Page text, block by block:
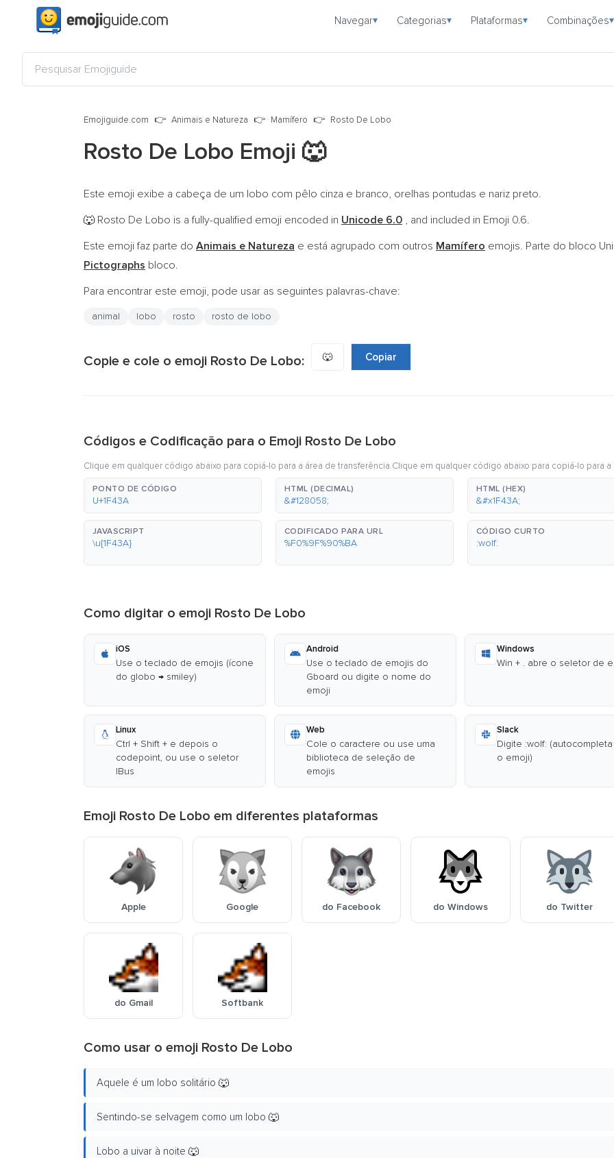
Navegar▾ Categorias▾ Plataformas▾ Combinações▾
Emojiguide.com Animais e Natureza Mamífero Rosto De Lobo
Rosto De Lobo Emoji 🐺
Este emoji exibe a cabeça de um lobo com pêlo cinza e branco, orelhas pontudas e nariz preto.
🐺 Rosto De Lobo is a fully-qualified emoji encoded in Unicode 6.0 , and included in Emoji 0.6.
Este emoji faz parte do Animais e Natureza e está agrupado com outros Mamífero emojis. Parte do bloco
Pictographs bloco.
Para encontrar este emoji, pode usar as seguintes palavras-chave:
animal lobo rosto rosto de lobo
Copie e cole o emoji Rosto De Lobo: 🐺 Copiar
Códigos e Codificação para o Emoji Rosto De Lobo
Clique em qualquer código abaixo para copiá-lo para a área de transferência.Clique em qualquer código abaixo para copiá-lo para
PONTO DE CÓDIGO
U+1F43A
HTML (DECIMAL)
&#128058;
HTML (HEX)
&#x1F43A;
JAVASCRIPT
\u{1F43A}
CODIFICADO PARA URL
%F0%9F%90%BA
CÓDIGO CURTO
:wolf:
Como digitar o emoji Rosto De Lobo
iOS
Use o teclado de emojis (ícone
do globo → smiley)
Android
Use o teclado de emojis do
Gboard ou digite o nome do
emoji
Windows
Win + . abre o seletor de
Linux
Ctrl + Shift + e depois o
codepoint, ou use o seletor
IBus
Web
Cole o caractere ou use uma
biblioteca de seleção de
emojis
Slack
Digite :wolf:
o emoji)
Emoji Rosto De Lobo em diferentes plataformas
Apple Google do Facebook do Windows do Twitter
do Gmail Softbank
Como usar o emoji Rosto De Lobo
Aquele é um lobo solitário 🐺
Sentindo-se selvagem como um lobo 🐺
Lobo a uivar à noite 🐺